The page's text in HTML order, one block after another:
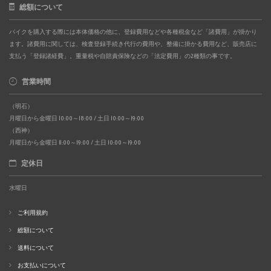
総額について
バイクを購入する際には本体価格の他に、登録費用などや各種税金など「諸費用」が掛かり
ます。諸費用に関しては、検査登録手続き代行の費用や、整備に掛かる費用など、販売店に
支払う「登録諸経費」。重量税や自賠責保険などの「法定費用」の2種類の事です。
営業時間
（明石）
月曜日から金曜日 10:00～18:00 / 土日 10:00～19:00
（西神）
月曜日から金曜日 11:00～19:00 / 土日 10:00～19:00
定休日
水曜日
ご利用規約
総額について
送料について
お支払いについて